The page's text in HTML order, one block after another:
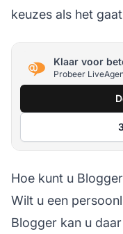
keuzes als het
Klaar voor
Probeer
Hoe kunt u
Wilt u een
Blogger kan u